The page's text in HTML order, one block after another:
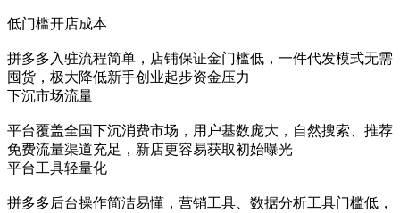
低门槛开店成本
拼多多入驻流程简单，店铺保证金门槛低，一件代发模式无需
囤货，极大降低新手创业起步资金压力
下沉市场流量
平台覆盖全国下沉消费市场，用户基数庞大，自然搜索、推荐
免费流量渠道充足，新店更容易获取初始曝光
平台工具轻量化
拼多多后台操作简洁易懂，营销工具、数据分析工具门槛低，